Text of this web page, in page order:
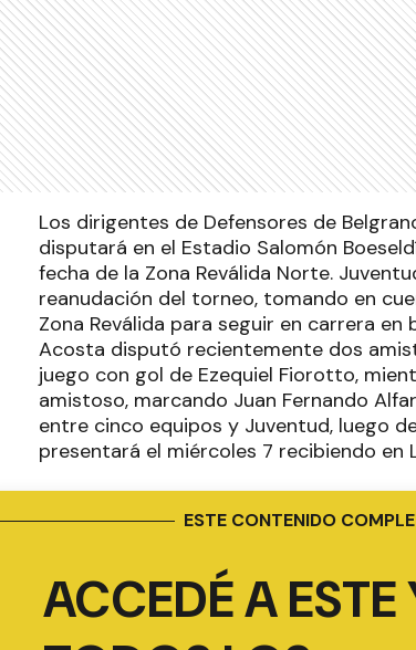
Los dirigentes de Defensores de
disputará en el Estadio Salomón
fecha de la Zona Reválida Norte.
reanudación del torneo, tomando en
Zona Reválida para seguir en carrera
Acosta disputó recientemente dos
juego con gol de Ezequiel Fiorotto,
amistoso, marcando Juan Fernando
entre cinco equipos y Juventud, luego
presentará el miércoles 7 recibiendo en
ESTE CONTENIDO
ACCEDÉ A ESTE